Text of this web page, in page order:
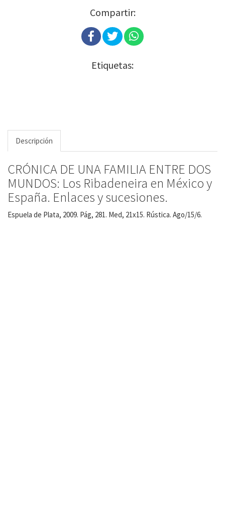
Compartir:
Etiquetas:
Descripción
CRÓNICA DE UNA FAMILIA ENTRE DOS
MUNDOS: Los Ribadeneira en México y
España. Enlaces y sucesiones.
Espuela de Plata, 2009. Pág, 281. Med, 21x15. Rústica. Ago/15/6.